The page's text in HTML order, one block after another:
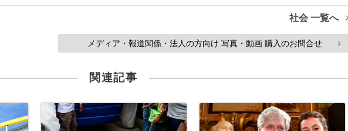
社会 一覧へ
メディア・報道関係・法人の方向け 写真・動画 購入のお問合せ >
関連記事